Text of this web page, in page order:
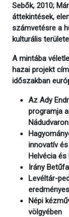
Sebők, 2010;
áttekintések,
számvetésre a
kulturális
A mintába
hazai projekt
időszakban
Az Ady
programja
Nádudvaron
innovatív
Helvécia
Irány
Levéltár-
Népi
völgyében